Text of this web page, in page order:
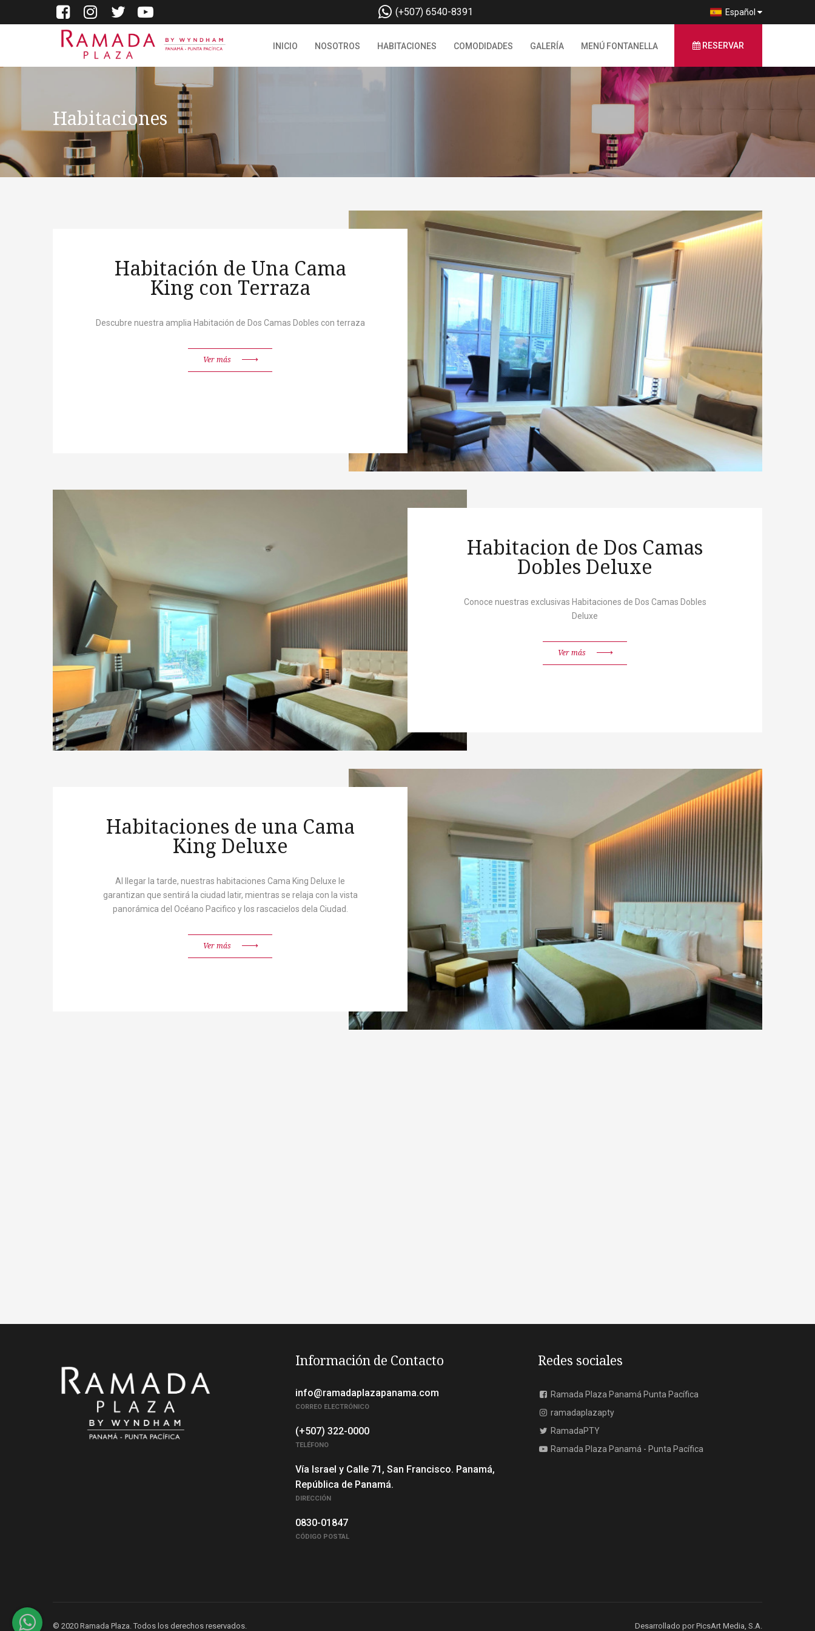
(+507) 6540-8391 Español
RESERVAR
INICIO NOSOTROS HABITACIONES COMODIDADES GALERÍA MENÚ FONTANELLA
Habitaciones
Habitación de Una Cama
King con Terraza
Descubre nuestra amplia Habitación de Dos Camas Dobles con terraza
Ver más
Habitacion de Dos Camas
Dobles Deluxe
Conoce nuestras exclusivas Habitaciones de Dos Camas Dobles
Deluxe
Ver más
Habitaciones de una Cama
King Deluxe
Al llegar la tarde, nuestras habitaciones Cama King Deluxe le
garantizan que sentirá la ciudad latir, mientras se relaja con la vista
panorámica del Océano Pacifico y los rascacielos dela Ciudad.
Ver más
Información de Contacto
info@ramadaplazapanama.com
CORREO ELECTRÓNICO
(+507) 322-0000
TELÉFONO
Vía Israel y Calle 71, San Francisco. Panamá,
República de Panamá.
DIRECCIÓN
0830-01847
CÓDIGO POSTAL
Redes sociales
Ramada Plaza Panamá Punta Pacífica
ramadaplazapty
RamadaPTY
Ramada Plaza Panamá - Punta Pacífica
© 2020 Ramada Plaza. Todos los derechos reservados. Desarrollado porPicsArt Media, S.A.